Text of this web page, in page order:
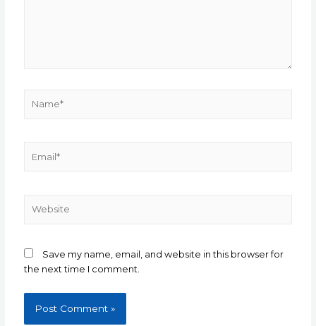
Save my name, email, and website in this browser for
the next time I comment.